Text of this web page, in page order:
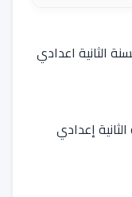
الثانية اعدادي
إعدادي